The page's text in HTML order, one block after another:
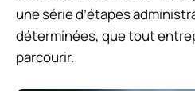
une série d’étapes
déterminées, que tout
parcourir.